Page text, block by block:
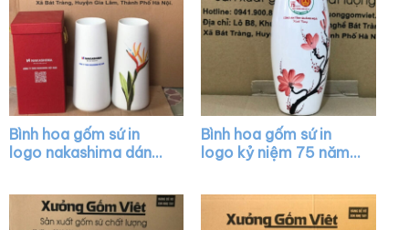
Bình hoa gốm sứ in
logo nakashima dáng
Bình hoa gốm sứ in
logo kỷ niệm 75 năm